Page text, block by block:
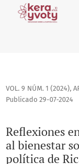
Reflexiones en
VOL. 9 NÚM. 1 (2024),
Reflexiones
al bienestar
política de
Publicado 29-07-2024